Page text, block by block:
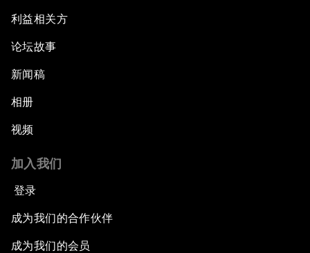
利益相关方
论坛故事
新闻稿
相册
视频
加入我们
登录
成为我们的合作伙伴
成为我们的会员